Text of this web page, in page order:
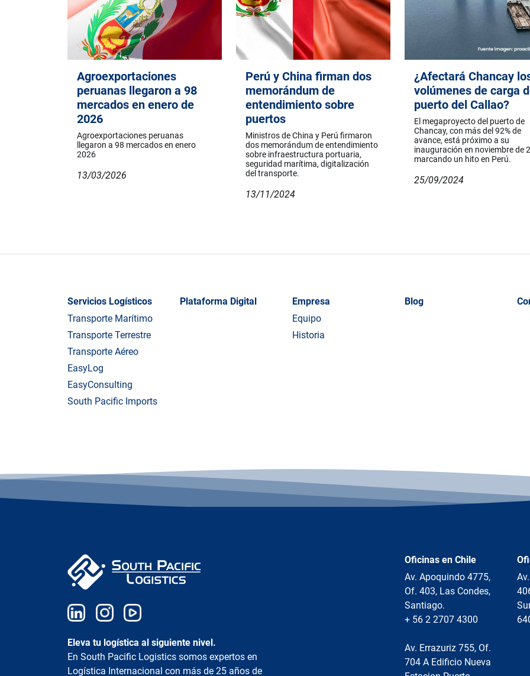
Agroexportaciones
peruanas llegaron a 98
mercados en enero de
2026
Agroexportaciones peruanas
llegaron a 98 mercados en enero
2026
13/03/2026
Perú y China firman dos
memorándum de
entendimiento sobre
puertos
Ministros de China y Perú firmaron
dos memorándum de entendimiento
sobre infraestructura portuaria,
seguridad marítima, digitalización
del transporte.
13/11/2024
¿Afectará Chancay
volúmenes de carga
puerto del Callao?
El megaproyecto del puerto de
Chancay, con más del 92% de
avance, está próximo a su
inauguración en noviembre de
marcando un hito en Perú.
25/09/2024
Servicios Logísticos
Transporte Marítimo
Transporte Terrestre
Transporte Aéreo
EasyLog
EasyConsulting
South Pacific Imports
Plataforma Digital
Empresa
Equipo
Historia
Blog
Eleva tu logística al siguiente nivel.
En South Pacific Logistics somos expertos en
Logística Internacional con más de 25 años de
Oficinas en Chile
Av. Apoquindo 4775,
Of. 403, Las Condes,
Santiago.
+ 56 2 2707 4300
Av. Errazuriz 755, Of.
704 A Edificio Nueva